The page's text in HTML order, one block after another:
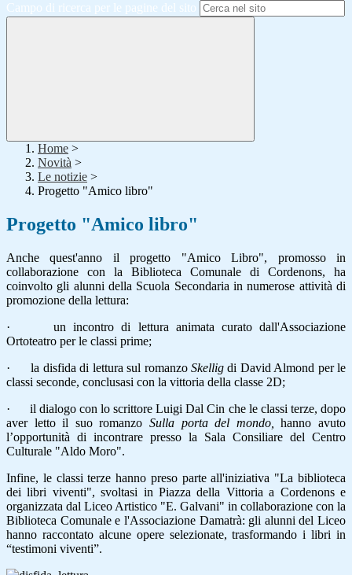
Campo di ricerca per le pagine del sito
Home >
Novità >
Le notizie >
Progetto "Amico libro"
Progetto "Amico libro"
Anche quest'anno il progetto "Amico Libro", promosso in
collaborazione con la Biblioteca Comunale di Cordenons, ha
coinvolto gli alunni della Scuola Secondaria in numerose attività di
promozione della lettura:
·
un incontro di lettura animata curato dall'Associazione
Ortoteatro per le classi prime;
·
la disfida di lettura sul romanzo Skelligdi David Almond per le
classi seconde, conclusasi con la vittoria della classe 2D;
·
il dialogo con lo scrittore Luigi Dal Cin che le classi terze, dopo
aver letto il suo romanzo Sulla porta del mondo,hanno avuto
l’opportunità di incontrare presso la Sala Consiliare del Centro
Culturale "Aldo Moro".
Infine, le classi terze hanno preso parte all'iniziativa "La biblioteca
dei libri viventi", svoltasi in Piazza della Vittoria a Cordenons e
organizzata dal Liceo Artistico "E. Galvani" in collaborazione con la
Biblioteca Comunale e l'Associazione Damatrà: gli alunni del Liceo
hanno raccontato alcune opere selezionate, trasformando i libri in
“testimoni viventi”.